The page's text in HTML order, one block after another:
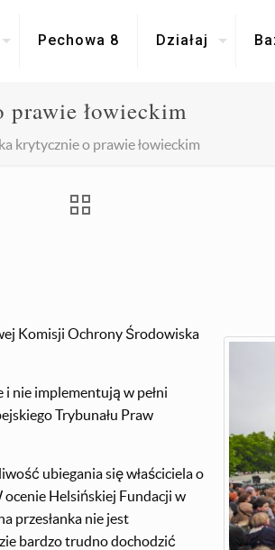
Pechowa 8 Działaj
prawie łowieckim
krytycznie o prawie łowieckim
Komisji Ochrony Środowiska
nie implementują w pełni
Trybunału Praw
ubiegania się właściciela o
Helsińskiej Fundacji w
przesłanka nie jest
bardzo trudno dochodzić